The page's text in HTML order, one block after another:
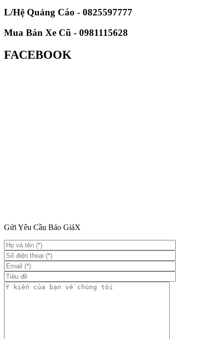
L/Hệ Quảng Cáo - 0825597777
Mua Bán Xe Cũ - 0981115628
FACEBOOK
Gửi Yêu Cầu Báo GiáX